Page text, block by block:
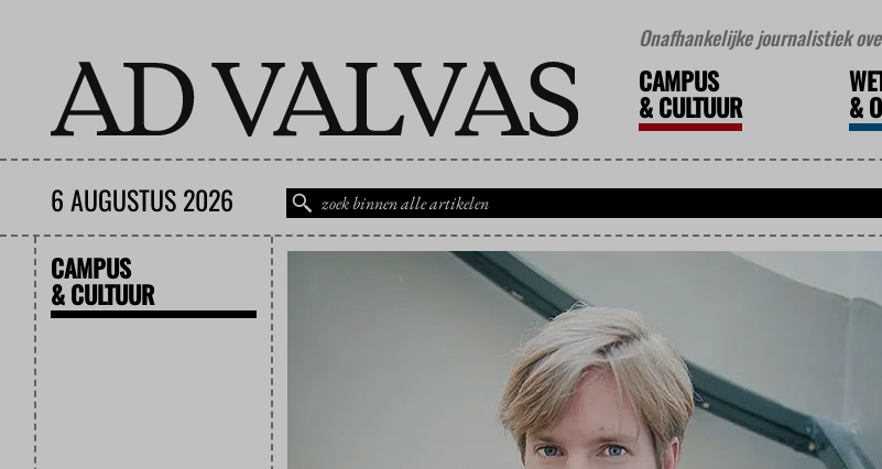
Onafhankelijke journalistiek
CAMPUS
&CULTUUR &
6 AUGUSTUS 2026
CAMPUS
& CULTUUR